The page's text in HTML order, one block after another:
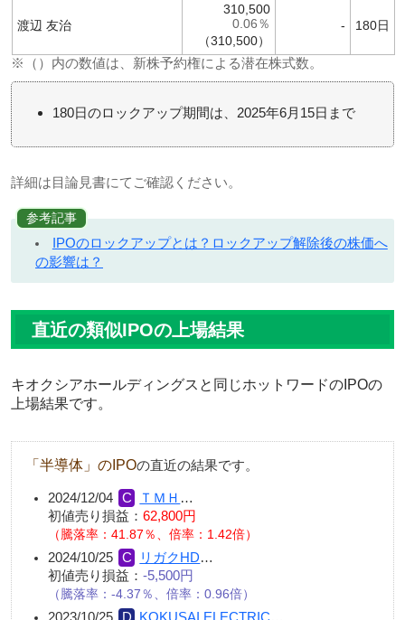
渡辺 友治
310,500
0.06％
（310,500）
- 180日
※（）内の数値は、新株予約権による潜在株式数。
180日のロックアップ期間は、2025年6月15日まで
詳細は目論見書にてご確認ください。
参考記事
IPOのロックアップとは？ロックアップ解除後の株価へ
の影響は？
直近の類似IPOの上場結果
キオクシアホールディングスと同じホットワードのIPOの
上場結果です。
「半導体」のIPOの直近の結果です。
2024/12/04 ＴＭＨ …
初値売り損益： 62,800円
（騰落率：41.87％、倍率：1.42倍）
2024/10/25 リガクHD…
初値売り損益： -5,500円
（騰落率：-4.37％、倍率：0.96倍）
2023/10/25 KOKUSAI ELECTRIC…